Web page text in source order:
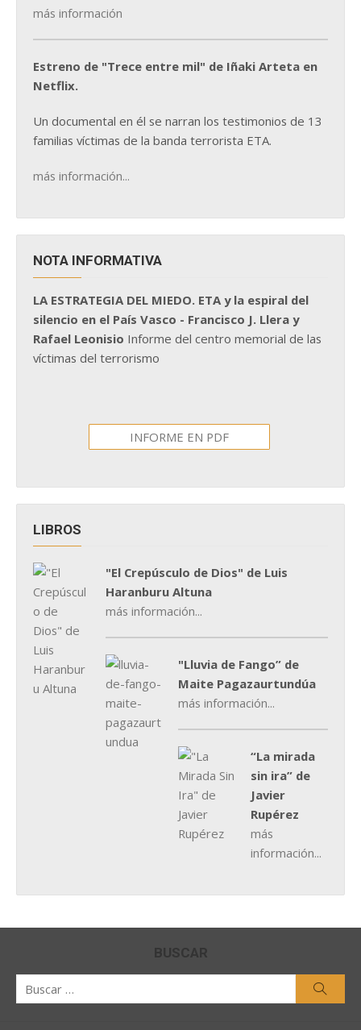
más información
Estreno de "Trece entre mil" de Iñaki Arteta en
Netflix.
Un documental en él se narran los testimonios de 13
familias víctimas de la banda terrorista ETA.
más información...
NOTA INFORMATIVA
LA ESTRATEGIA DEL MIEDO. ETA y la espiral del
silencio en el País Vasco - Francisco J. Llera y
Rafael Leonisio Informe del centro memorial de las
víctimas del terrorismo
INFORME EN PDF
LIBROS
"El Crepúsculo de Dios" de Luis
Haranburu Altuna
más información...
"Lluvia de Fango” de
Maite Pagazaurtundúa
más información...
“La mirada
sin ira” de
Javier
Rupérez
más
información...
BUSCAR